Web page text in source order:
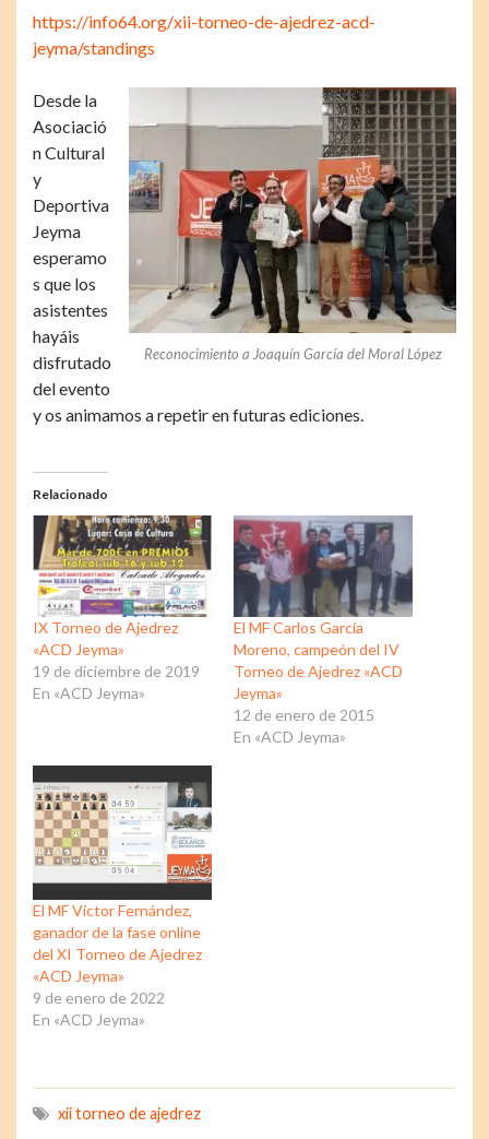
https://info64.org/xii-torneo-de-ajedrez-acd-
jeyma/standings
Reconocimiento a Joaquín García del Moral López
Desde la
Asociació
n Cultural
y
Deportiva
Jeyma
esperamo
s que los
asistentes
hayáis
disfrutado
del evento
y os animamos a repetir en futuras ediciones.
Relacionado
IX Torneo de Ajedrez
«ACD Jeyma»
19 de diciembre de 2019
En «ACD Jeyma»
El MF Carlos García
Moreno, campeón del IV
Torneo de Ajedrez «ACD
Jeyma»
12 de enero de 2015
En «ACD Jeyma»
El MF Víctor Fernández,
ganador de la fase online
del XI Torneo de Ajedrez
«ACD Jeyma»
9 de enero de 2022
En «ACD Jeyma»
xii torneo de ajedrez